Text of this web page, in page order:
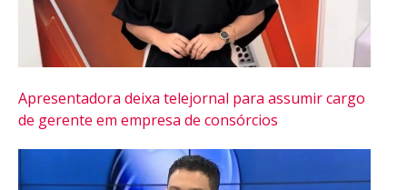
Apresentadora deixa telejornal para assumir cargo
de gerente em empresa de consórcios